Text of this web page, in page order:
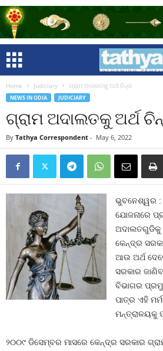
Home Judiciary ଗ୍ରାମ ଅଦାଲତକୁ ଅର୍ଥ ଚିନ୍ତା
NEWS IN ODIA JUDICIARY
ଗ୍ରାମ ଅଦାଲତକୁ ଅର୍ଥ
By Tathya Correspondent - May 6, 2022
ଭୁବନେଶ୍ୱର :
ଯୋଜନାରେ
ଅଦାଲତଗୁଡିକୁ
କେନ୍ଦ୍ର
ଆଉ ଅର୍ଥ
ସରକାର
ବିଭାଗର
ପାତ୍ର ଏହି
ମନ୍ତ୍ରାଳୟକୁ
୨୦୦୯ ଡିସେମ୍ବର ମାସରେ କେନ୍ଦ୍ର ସରକାର